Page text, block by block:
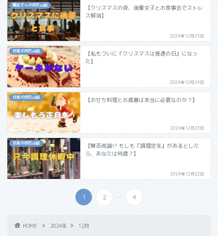
嘱託さんの四方山話
【クリスマスの夜、後輩女子とお食事会でストレ
ス解消】
2024年12月25日
日常の四方山話
【私もついに『クリスマスは普通の日』になっ
た】
2024年12月24日
日常の四方山話 【おせち料理とお歳暮は本当に必要なのか？】
2024年12月23日
日常の四方山話
【賛否両論⁉︎ もしも『調理定年』があるとした
ら、あなたは何歳？】
2024年12月22日
1 2 ... 4
HOME 2024年 12月